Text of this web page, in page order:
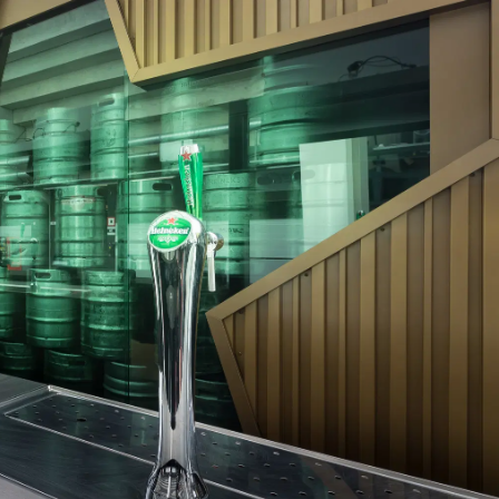
Contact
OVER ONS ZOEKEN